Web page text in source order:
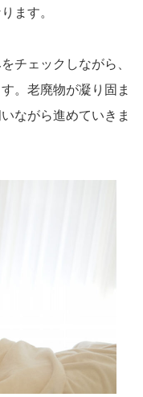
ます。
チェックしながら、
。老廃物が凝り固ま
ながら進めていきま